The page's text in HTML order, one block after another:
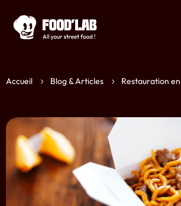
Accueil Blog & Articles Restauration